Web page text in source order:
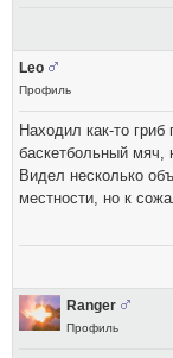
Leo
Профиль
Находил как-то
баскетбольный мяч,
Видел несколько
местности, но к
Ranger
Профиль